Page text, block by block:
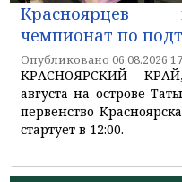
чемпионат по
Опубликовано 06.08.2026
КРАСНОЯРСКИЙ
августа на острове
первенство
стартует в 12:00.